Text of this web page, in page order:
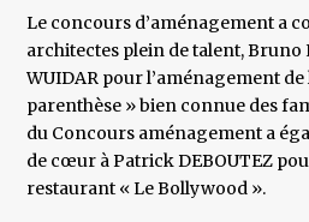
Le concours d’aménagement a
architectes plein de talent, Bruno
WUIDAR pour l’aménagement
parenthèse » bien connue des
du Concours aménagement a
de cœur à Patrick DEBOUTEZ
restaurant « Le Bollywood ».